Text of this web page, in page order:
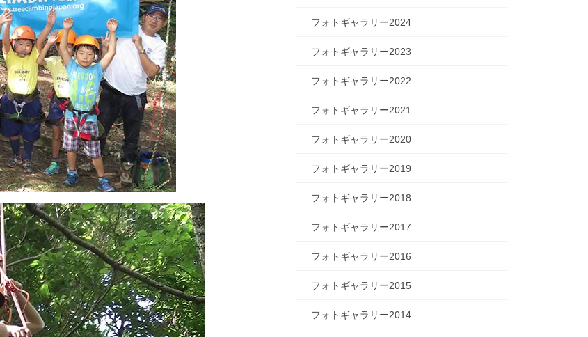
フォトギャラリー2024
フォトギャラリー2023
フォトギャラリー2022
フォトギャラリー2021
フォトギャラリー2020
フォトギャラリー2019
フォトギャラリー2018
フォトギャラリー2017
フォトギャラリー2016
フォトギャラリー2015
フォトギャラリー2014